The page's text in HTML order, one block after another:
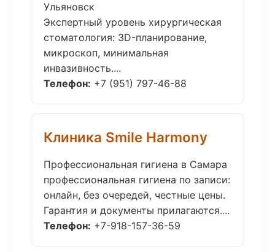
Ульяновск
Экспертный уровень хирургическая
стоматология: 3D-планирование,
микроскоп, минимальная
инвазивность....
Телефон: +7 (951) 797-46-88
Клиника Smile Harmony
Профессиональная гигиена в Самара
профессиональная гигиена по записи:
онлайн, без очередей, честные цены.
Гарантия и документы прилагаются....
Телефон: +7-918-157-36-59